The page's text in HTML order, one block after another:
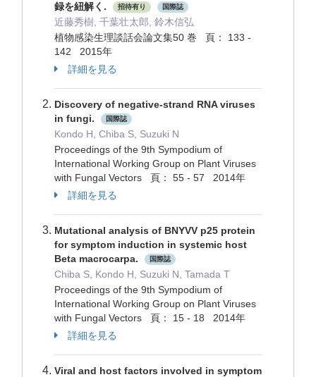
録を紐解く.
招待有り 国際誌
近藤秀樹, 千葉壮太郎, 鈴木信弘
植物感染生理談話会論文集50 巻 頁： 133 -
142 2015年
詳細を見る
Discovery of negative-strand RNA viruses
in fungi.
国際誌
Kondo H, Chiba S, Suzuki N
Proceedings of the 9th Sympodium of
International Working Group on Plant Viruses
with Fungal Vectors 頁： 55 - 57 2014年
詳細を見る
Mutational analysis of BNYVV p25 protein
for symptom induction in systemic host
Beta macrocarpa.
国際誌
Chiba S, Kondo H, Suzuki N, Tamada T
Proceedings of the 9th Sympodium of
International Working Group on Plant Viruses
with Fungal Vectors 頁： 15 - 18 2014年
詳細を見る
Viral and host factors involved in symptom